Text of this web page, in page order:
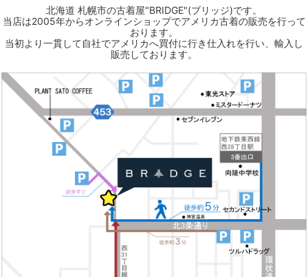
北海道 札幌市の古着屋"BRIDGE"(ブリッジ)です。
当店は2005年からオンラインショップでアメリカ古着の販売を行って
おります。
当初より一貫して自社でアメリカへ買付に行き仕入れを行い、輸入し
販売しております。